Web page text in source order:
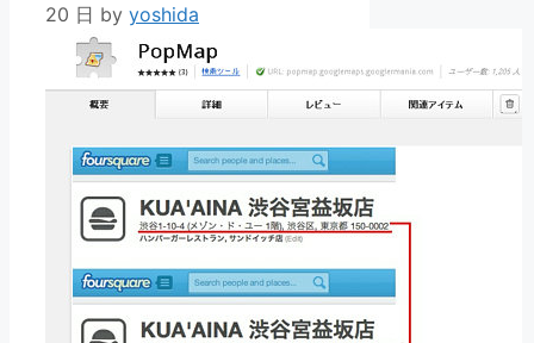
20 日 by yoshida